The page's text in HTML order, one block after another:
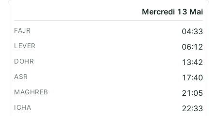
Mercredi 13 Mai
04:33
06:12
13:42
17:40
21:05
22:33